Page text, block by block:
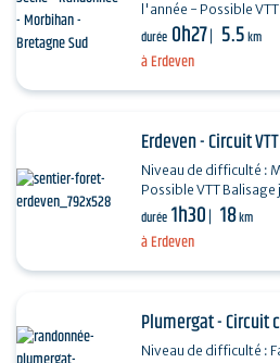
à Erdeven
l'année - Possible
jusqu’aux plages de
durée 0h27 5.5km
à Erdeven
Erdeven - Circuit
Niveau de difficulté :
Possible VTT Balisage jaune La campagne de
l’ouest d’Erdeven
durée 1h30 18km
Plumergat - Circuit
Niveau de difficulté : Facile Plumergat,